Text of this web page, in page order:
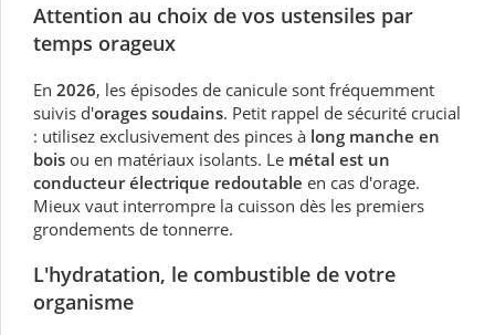
Attention au choix de vos ustensiles par
temps orageux
En 2026, les épisodes de canicule sont fréquemment
suivis d'orages soudains. Petit rappel de sécurité crucial
: utilisez exclusivement des pinces à long manche en
bois ou en matériaux isolants. Le métal est un
conducteur électrique redoutable en cas d'orage.
Mieux vaut interrompre la cuisson dès les premiers
grondements de tonnerre.
L'hydratation, le combustible de votre
organisme